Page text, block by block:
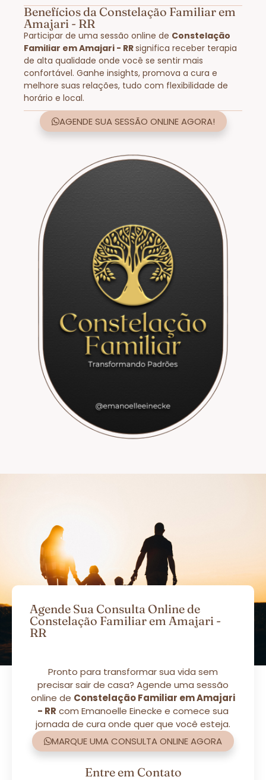
Benefícios da Constelação Familiar em
Amajari - RR
Participar de uma sessão online de Constelação
Familiar em Amajari - RRsignifica receber terapia
de alta qualidade onde você se sentir mais
confortável. Ganhe insights, promova a cura e
melhore suas relações, tudo com flexibilidade de
horário e local.
AGENDE SUA SESSÃO ONLINE AGORA!
Agende Sua Consulta Online de
Constelação Familiar em Amajari -
RR
Pronto para transformar sua vida sem
precisar sair de casa? Agende uma sessão
online de Constelação Familiar em Amajari
- RR com Emanoelle Einecke e comece sua
jornada de cura onde quer que você esteja.
MARQUE UMA CONSULTA ONLINE AGORA
Entre em Contato